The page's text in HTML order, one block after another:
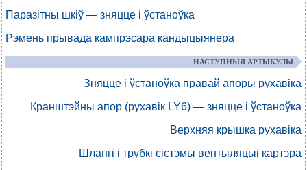
Паразітны шкіў — зняцце і ўстаноўка
Рэмень прывада кампрэсара кандыцыянера
НАСТУПНЫЯ АРТЫКУЛЫ
Зняцце і ўстаноўка правай апоры рухавіка
Кранштэйны апор (рухавік LY6) — зняцце і ўстаноўка
Верхняя крышка рухавіка
Шлангі і трубкі сістэмы вентыляцыі картэра